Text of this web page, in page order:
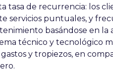
tasa de recurrencia: los
servicios puntuales, y
basándose en la
técnico y tecnológico
y tropiezos, en